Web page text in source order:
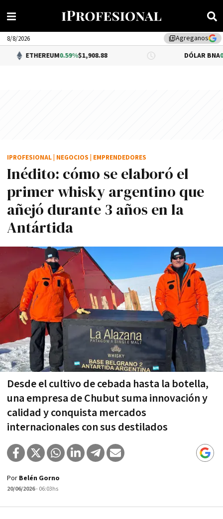
library_addAgreganos
8/8/2026
0.59%$1,908.88 DÓLAR BNA $1,520.00
Inédito: cómo se elaboró el
primer whisky argentino que
añejó durante 3 años en la
Antártida
Desde el cultivo de cebada hasta la botella,
una empresa de Chubut suma innovación y
calidad y conquista mercados
internacionales con sus destilados
IPROFESIONAL NEGOCIOS EMPRENDEDORES
Por Belén Gorno
20/06/2026- 06:03hs